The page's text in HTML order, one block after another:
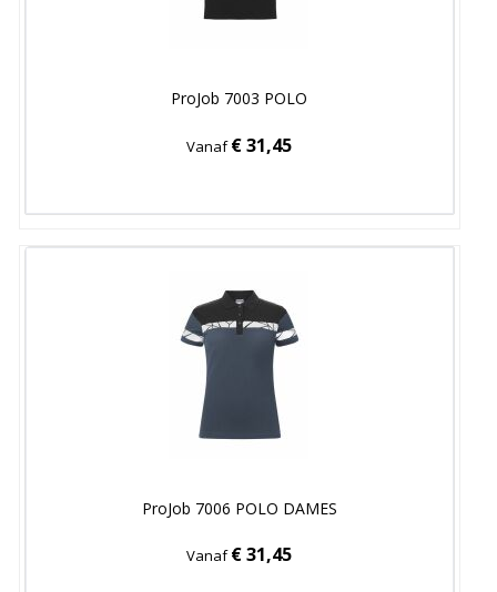
ProJob 7003 POLO
Vanaf€ 31,45
ProJob 7006 POLO DAMES
Vanaf€ 31,45